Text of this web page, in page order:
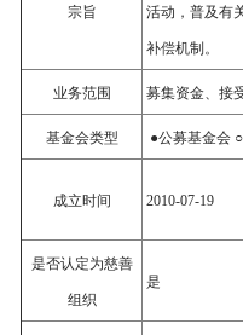
宗旨 活动，普及有
补偿机制。
业务范围 募集资金、接
基金会类型 ●公募基金会
成立时间 2010-07-19
是否认定为慈善
组织
是